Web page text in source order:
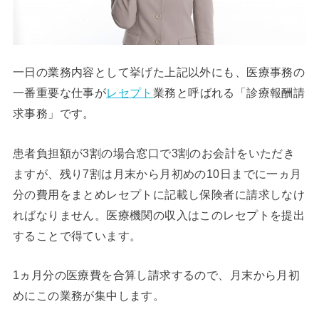
一日の業務内容として挙げた上記以外にも、医療事務の
一番重要な仕事がレセプト 業務と呼ばれる「診療報酬請
求事務」です。
患者負担額が3割の場合窓口で3割のお会計をいただき
ますが、残り7割は月末から月初めの10日までに一ヵ月
分の費用をまとめレセプトに記載し保険者に請求しなけ
ればなりません。医療機関の収入はこのレセプトを提出
することで得ています。
1ヵ月分の医療費を合算し請求するので、月末から月初
めにこの業務が集中します。